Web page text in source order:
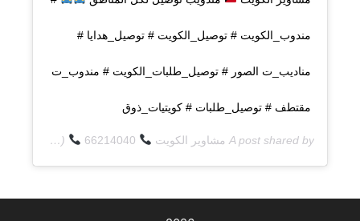
مندوب_الكويت # توصيل_الكويت # توصيل_هدايا #
مناديب_ت الصور # توصيل_طلبات_الكويت # مندوب_ت
مقتطف # توصيل_طلبات # كويتيات_ذوق
A post shared by مشاوير الكويت (@q8deliverycom) on